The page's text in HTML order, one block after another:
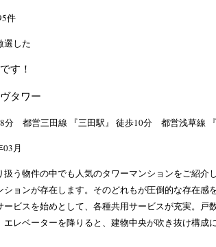
件
選した
す！
タワー
分 都営三田線 『三田駅』 徒歩10分 都営浅草線
月
扱う物件の中でも人気のタワーマンションをご紹介
ョンが存在します。そのどれもが圧倒的な存在感
ービスを始めとして、各種共用サービスが充実。戸
レベーターを降りると、建物中央が吹き抜け構成